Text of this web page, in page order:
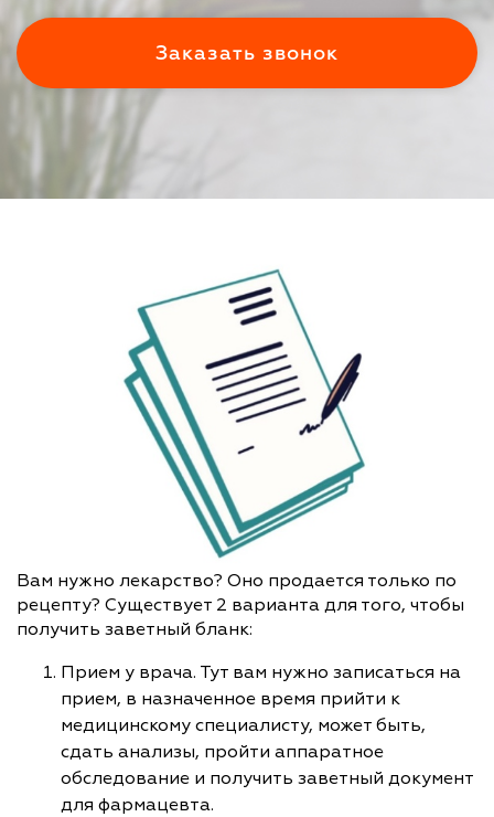
Вам нужно лекарство? Оно продается только по
рецепту? Существует 2 варианта для того, чтобы
получить заветный бланк:
Прием у врача. Тут вам нужно записаться на
прием, в назначенное время прийти к
медицинскому специалисту, может быть,
сдать анализы, пройти аппаратное
обследование и получить заветный документ
для фармацевта.